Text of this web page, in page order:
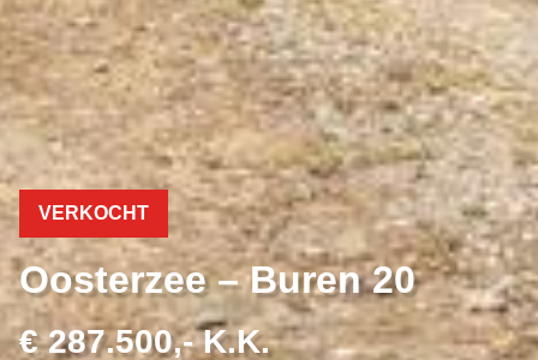
VERKOCHT
Oosterzee – Buren 20
€ 287.500,- K.K.